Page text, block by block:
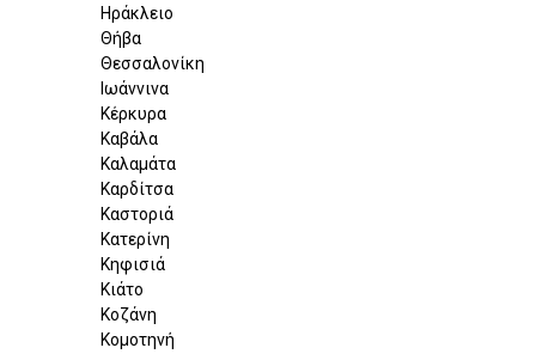
Ηράκλειο
Θήβα
Θεσσαλονίκη
Ιωάννινα
Κέρκυρα
Καβάλα
Καλαμάτα
Καρδίτσα
Καστοριά
Κατερίνη
Κηφισιά
Κιάτο
Κοζάνη
Κομοτηνή